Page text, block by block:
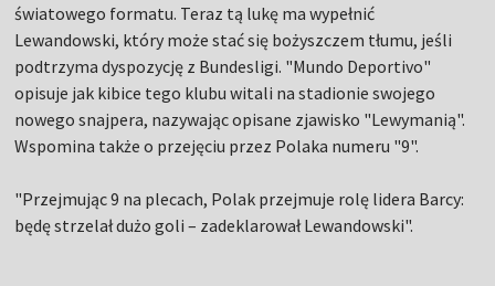
światowego formatu. Teraz tą lukę ma wypełnić
Lewandowski, który może stać się bożyszczem tłumu, jeśli
podtrzyma dyspozycję z Bundesligi. "Mundo Deportivo"
opisuje jak kibice tego klubu witali na stadionie swojego
nowego snajpera, nazywając opisane zjawisko "Lewymanią".
Wspomina także o przejęciu przez Polaka numeru "9".
"Przejmując 9 na plecach, Polak przejmuje rolę lidera Barcy:
będę strzelał dużo goli – zadeklarował Lewandowski".